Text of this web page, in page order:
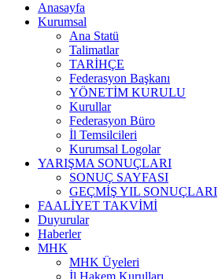
Anasayfa
Kurumsal
Ana Statü
Talimatlar
TARİHÇE
Federasyon Başkanı
YÖNETİM KURULU
Kurullar
Federasyon Büro
İl Temsilcileri
Kurumsal Logolar
YARIŞMA SONUÇLARI
SONUÇ SAYFASI
GEÇMİŞ YIL SONUÇLARI
FAALİYET TAKVİMİ
Duyurular
Haberler
MHK
MHK Üyeleri
İl Hakem Kurulları